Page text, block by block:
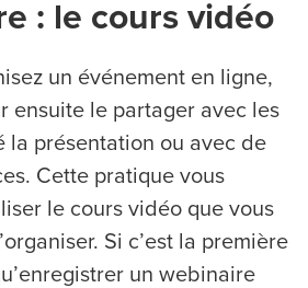
: le cours vidéo
un événement en ligne,
ensuite le partager avec les
la présentation ou avec de
Cette pratique vous
le cours vidéo que vous
Si c’est la première
un webinaire